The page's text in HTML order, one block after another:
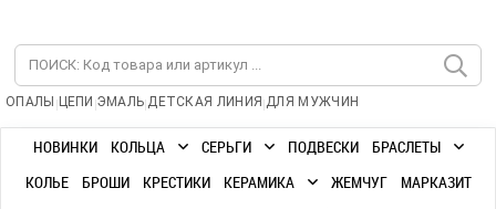
ОПАЛЫ | ЦЕПИ |ЭМАЛЬ|ДЕТСКАЯ ЛИНИЯ |ДЛЯ МУЖЧИН
НОВИНКИ КОЛЬЦА СЕРЬГИ ПОДВЕСКИ
БРАСЛЕТЫ
КОЛЬЕ
БРОШИ КРЕСТИКИ КЕРАМИКА ЖЕМЧУГ
МАРКАЗИТ